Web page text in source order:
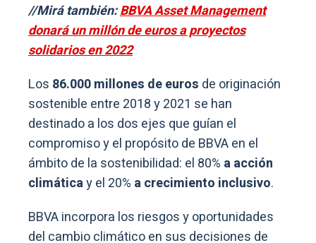
//Mirá también:BBVA Asset Management
donará un millón de euros a proyectos
solidarios en 2022
Los 86.000 millones de euros de originación
sostenible entre 2018 y 2021 se han
destinado a los dos ejes que guían el
compromiso y el propósito de BBVA en el
ámbito de la sostenibilidad: el 80% a acción
climáticay el 20% a crecimiento inclusivo.
BBVA incorpora los riesgos y oportunidades
del cambio climático en sus decisiones de